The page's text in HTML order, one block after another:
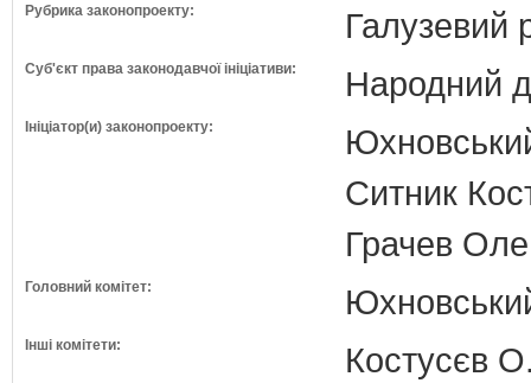
Рубрика законопроекту: Галузевий
Суб'єкт права законодавчої ініціативи: Народний
Ініціатор(и) законопроекту:
Ситник
Грачев
Головний комітет:
Інші комітети:
Костусєв